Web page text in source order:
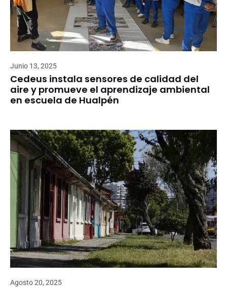
Junio 13, 2025
Cedeus instala sensores de calidad del
aire y promueve el aprendizaje ambiental
en escuela de Hualpén
Agosto 20, 2025